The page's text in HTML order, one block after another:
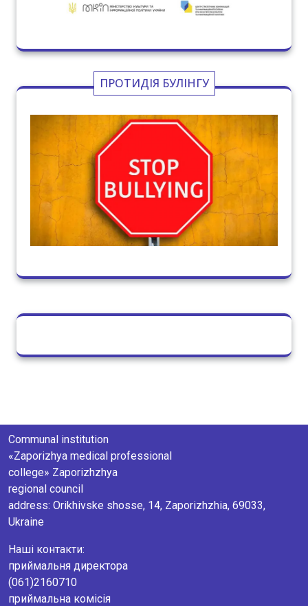
ПРОТИДІЯ БУЛІНГУ
Communal institution
«Zaporizhya medical professional
college» Zaporizhzhya
regional council
аddress: Orikhivske shosse, 14, Zaporizhzhia, 69033,
Ukraine
Наші контакти:
приймальня директора
(061)2160710
приймальна комісія